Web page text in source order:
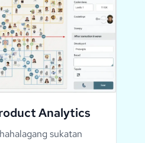
Analytics
sukatan